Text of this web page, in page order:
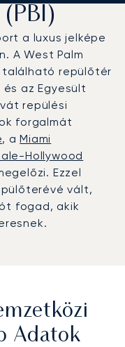
a luxus jelképe
A West Palm
repülőtér
az Egyesült
repülési
forgalmát
, aMiami
Hollywood
Ezzel
vált,
fogad, akik
Adatok